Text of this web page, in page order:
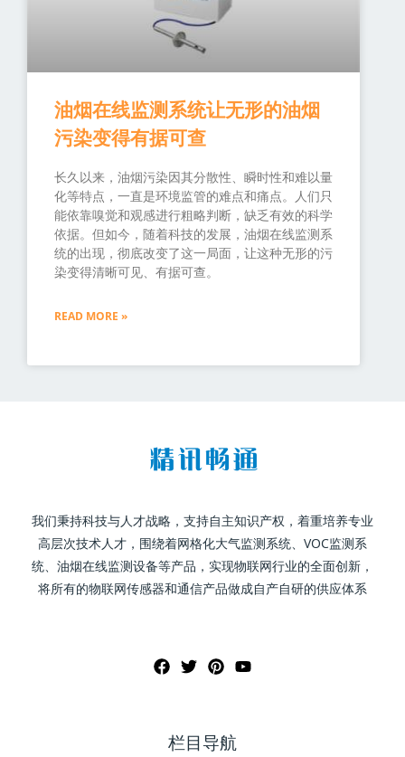
油烟在线监测系统让无形的油烟
污染变得有据可查
长久以来，油烟污染因其分散性、瞬时性和难以量
化等特点，一直是环境监管的难点和痛点。人们只
能依靠嗅觉和观感进行粗略判断，缺乏有效的科学
依据。但如今，随着科技的发展，油烟在线监测系
统的出现，彻底改变了这一局面，让这种无形的污
染变得清晰可见、有据可查。
READ MORE »
我们秉持科技与人才战略，支持自主知识产权，着重培养专业
高层次技术人才，围绕着网格化大气监测系统、VOC监测系
统、油烟在线监测设备等产品，实现物联网行业的全面创新，
将所有的物联网传感器和通信产品做成自产自研的供应体系
栏目导航